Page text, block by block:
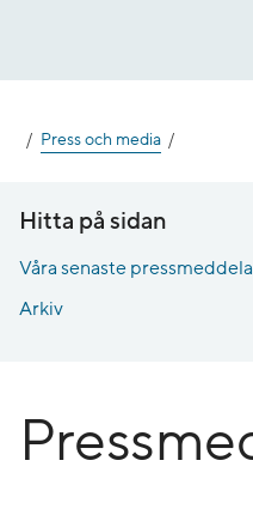
Press och media
Hitta på sidan
Våra senaste
Arkiv